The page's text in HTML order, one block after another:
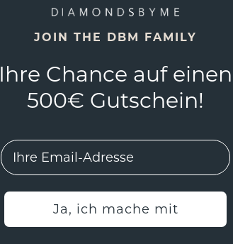
JOIN THE DBM FAMILY
Ihre Chance auf einen
500€ Gutschein!
EMail
Ja, ich mache mit